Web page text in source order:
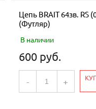
Цепь BRAIT 64зв. RS
(Футляр)
В наличии
600 руб.
- +